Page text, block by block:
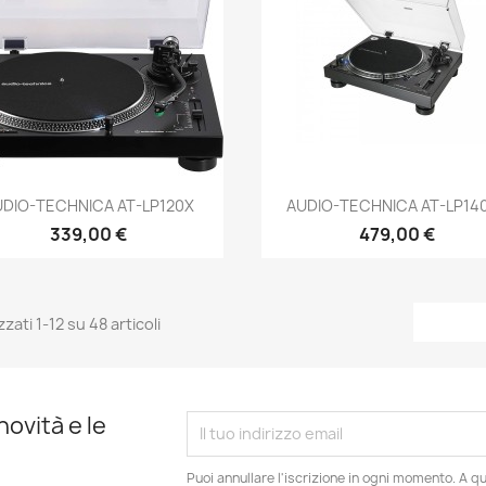
Anteprima
TECHNICA AT-LP120X
339,00 €
Anteprima
AUDIO-TECHNICA AT-
479,00 €
1-12 su 48 articoli
e le
Puoi annullare l'iscrizione in ogni momento. A